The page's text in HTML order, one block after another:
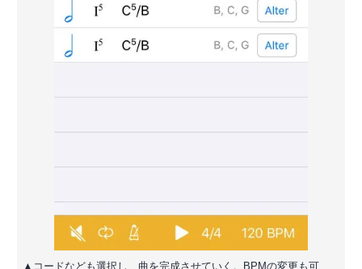
▲コードなども選択し、曲を完成させていく。BPMの変更も可